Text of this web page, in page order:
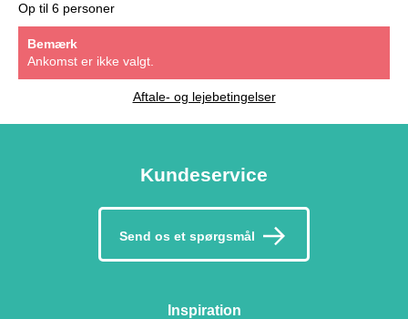
Op til 6 personer
Bemærk
Ankomst er ikke valgt.
Aftale- og lejebetingelser
Kundeservice
Send os et spørgsmål
Inspiration